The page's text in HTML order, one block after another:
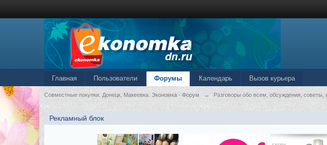
Главная Вызов курьера
Пользователи Форумы Календарь
Совместные покупки. Донецк, Макеевка. Экономка - Форум → Разговоры обо всем, обсуждения,
Рекламный блок